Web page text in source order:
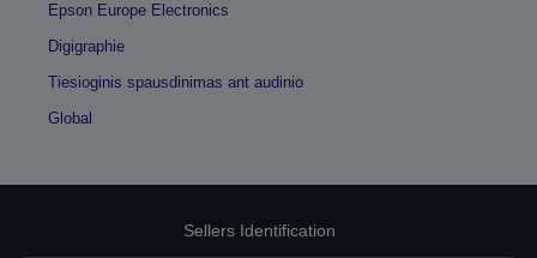
Epson Europe Electronics
Digigraphie
Tiesioginis spausdinimas ant audinio
Global
Sellers Identification